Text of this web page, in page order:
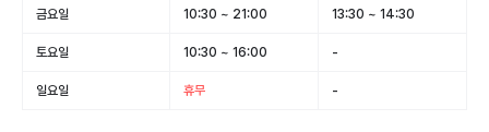
금요일 10:30 ~ 21:00 13:30 ~ 14:30
토요일 10:30 ~ 16:00 -
일요일 휴무 -